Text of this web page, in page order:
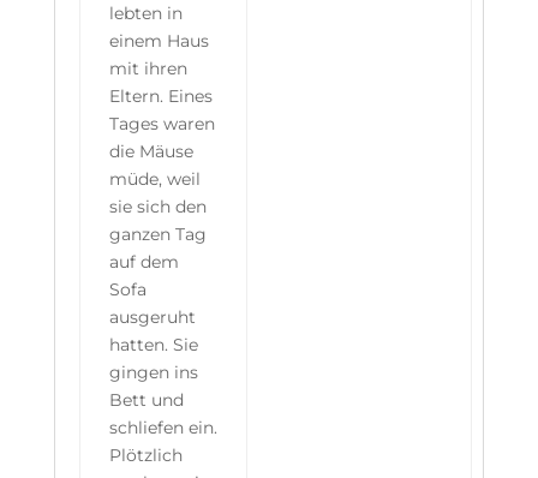
lebten in
einem Haus
mit ihren
Eltern. Eines
Tages waren
die Mäuse
müde, weil
sie sich den
ganzen Tag
auf dem
Sofa
ausgeruht
hatten. Sie
gingen ins
Bett und
schliefen ein.
Plötzlich